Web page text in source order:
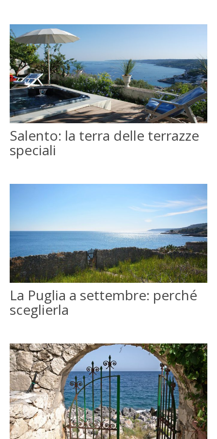
Salento: la terra delle terrazze
speciali
La Puglia a settembre: perché
sceglierla